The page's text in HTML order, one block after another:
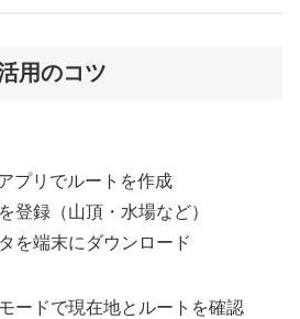
用のコツ
プリでルートを作成
登録（山頂・水場など）
を端末にダウンロード
ードで現在地とルートを確認